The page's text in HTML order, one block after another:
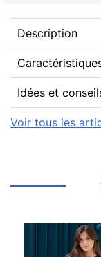
Description
Idées et
Voir tous les